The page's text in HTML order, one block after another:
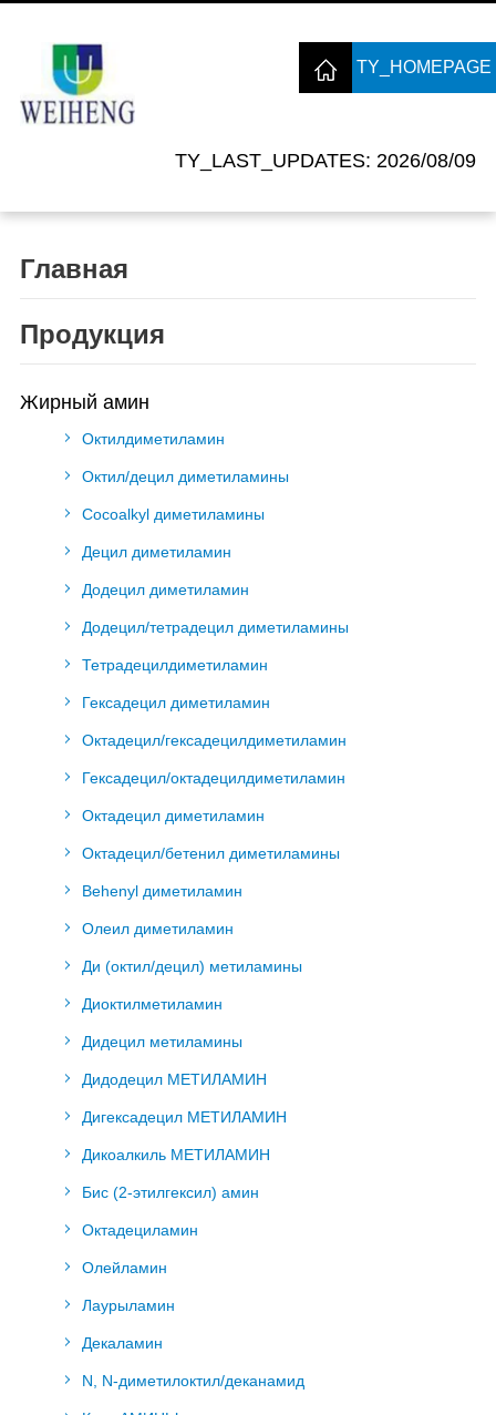
TY_LAST_UPDATES: 2026/08/09
TY_HOMEPAGE
Главная
Продукция
Жирный амин
Октилдиметиламин
Октил/децил диметиламины
Cocoalkyl диметиламины
Децил диметиламин
Додецил диметиламин
Додецил/тетрадецил диметиламины
Тетрадецилдиметиламин
Гексадецил диметиламин
Октадецил/гексадецилдиметиламин
Гексадецил/октадецилдиметиламин
Октадецил диметиламин
Октадецил/бетенил диметиламины
Behenyl диметиламин
Олеил диметиламин
Ди (октил/децил) метиламины
Диоктилметиламин
Дидецил метиламины
Дидодецил МЕТИЛАМИН
Дигексадецил МЕТИЛАМИН
Дикоалкиль МЕТИЛАМИН
Бис (2-этилгексил) амин
Октадециламин
Олейламин
Лаурыламин
Декаламин
N, N-диметилоктил/деканамид